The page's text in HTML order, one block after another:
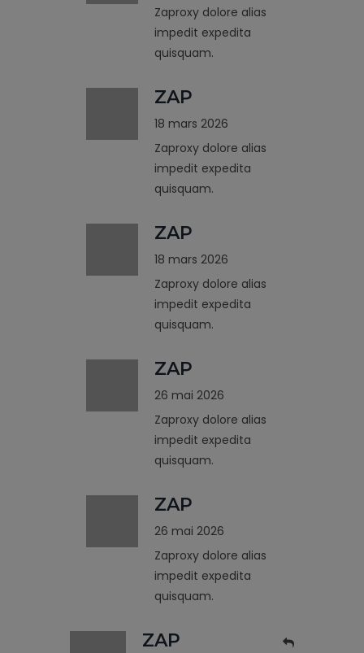
Zaproxy dolore alias
impedit expedita
quisquam.
ZAP
18 mars 2026
Zaproxy dolore alias
impedit expedita
quisquam.
ZAP
18 mars 2026
Zaproxy dolore alias
impedit expedita
quisquam.
ZAP
26 mai 2026
Zaproxy dolore alias
impedit expedita
quisquam.
ZAP
26 mai 2026
Zaproxy dolore alias
impedit expedita
quisquam.
ZAP